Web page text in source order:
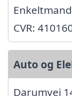
CVR:
Auto og
Darumvej